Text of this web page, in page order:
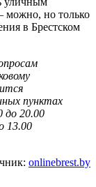
можно, но только
в Брестском
пунктах
до 20.00
13.00
onlinebrest.by